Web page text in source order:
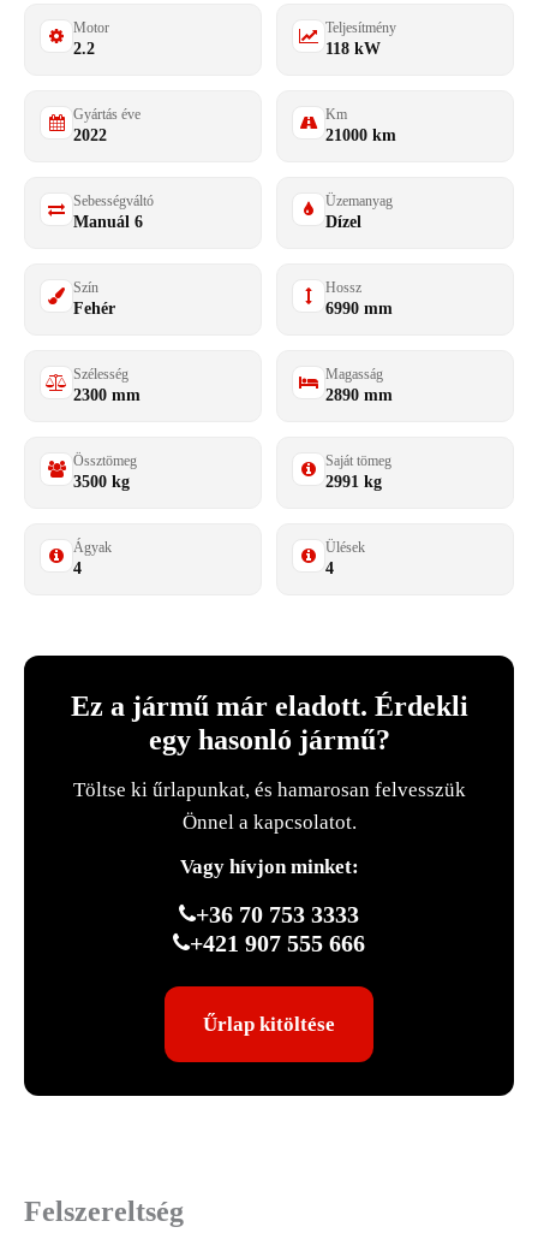
Motor
2.2
Teljesítmény
118 kW
Gyártás éve
2022
Km
21000 km
Sebességváltó
Manuál 6
Üzemanyag
Dízel
Szín
Fehér
Hossz
6990 mm
Szélesség
2300 mm
Magasság
2890 mm
Össztömeg
3500 kg
Saját tömeg
2991 kg
Ágyak
4
Ülések
4
Ez a jármű már eladott. Érdekli
egy hasonló jármű?
Töltse ki űrlapunkat, és hamarosan felvesszük
Önnel a kapcsolatot.
Vagy hívjon minket:
+36 70 753 3333
+421 907 555 666
Űrlap kitöltése
Felszereltség